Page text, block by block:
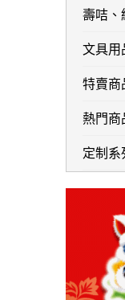
壽咭、
文具用
特賣商
熱門商
定制系